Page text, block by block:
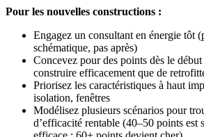
Pour les nouvelles constructions :
Engagez un consultant en énergie tôt
schématique, pas après)
Concevez pour des points dès le
construire efficacement que de
Priorisez les caractéristiques à haut
isolation, fenêtres
Modélisez plusieurs scénarios pour
d’efficacité rentable (40–50 points est